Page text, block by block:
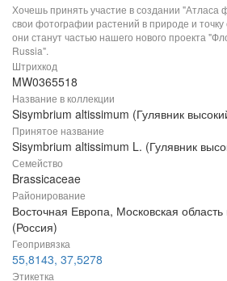
Хочешь принять участие в создании "Атласа
свои фотографии растений в природе и точку
они станут частью нашего нового проекта
Russia".
Штрихкод
MW0365518
Название в коллекции
Sisymbrium altissimum (Гулявник
Принятое название
Sisymbrium altissimum L. (Гулявник
Семейство
Brassicaceae
Районирование
Восточная Европа, Московская
(Россия)
Геопривязка
55,8143, 37,5278
Этикетка